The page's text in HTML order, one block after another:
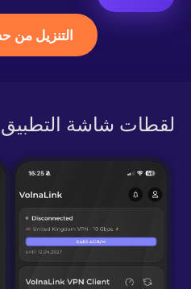
التنزيل
لقطات شاشة التطبيق